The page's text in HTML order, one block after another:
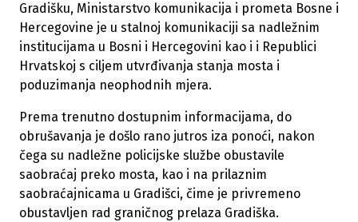
Gradišku, Ministarstvo komunikacija i prometa Bosne i
Hercegovine je u stalnoj komunikaciji sa nadležnim
institucijama u Bosni i Hercegovini kao i i Republici
Hrvatskoj s ciljem utvrđivanja stanja mosta i
poduzimanja neophodnih mjera.
Prema trenutno dostupnim informacijama, do
obrušavanja je došlo rano jutros iza ponoći, nakon
čega su nadležne policijske službe obustavile
saobraćaj preko mosta, kao i na prilaznim
saobraćajnicama u Gradišci, čime je privremeno
obustavljen rad graničnog prelaza Gradiška.